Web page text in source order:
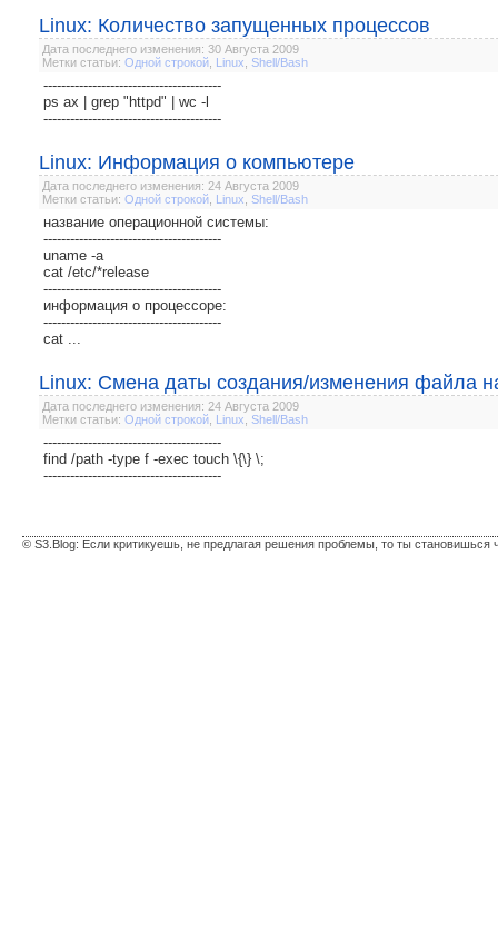
Linux: Количество запущенных процессов
Дата последнего изменения: 30 Августа 2009
Метки статьи: Одной строкой Linux Shell/Bash
----------------------------------------
ps ax | grep "httpd" | wc -l
----------------------------------------
Linux: Информация о компьютере
Дата последнего изменения: 24 Августа 2009
Метки статьи: Одной строкой Linux Shell/Bash
название операционной системы:
----------------------------------------
uname -a
cat /etc/*release
----------------------------------------
информация о процессоре:
----------------------------------------
cat ...
Linux: Смена даты создания/изменения файла
Дата последнего изменения: 24 Августа 2009
Метки статьи: Одной строкой Linux Shell/Bash
----------------------------------------
find /path -type f -exec touch \{\} \;
----------------------------------------
© S3.Blog: Если критикуешь, не предлагая решения проблемы, то ты становишься